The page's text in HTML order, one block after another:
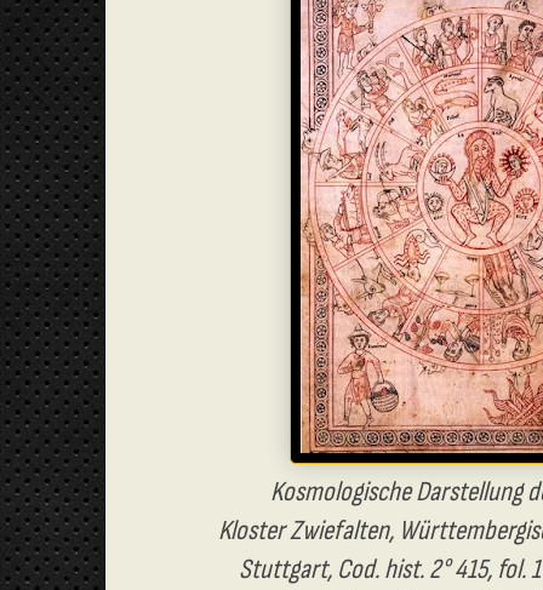
Kosmologische Darstellung
Kloster Zwiefalten,
Stuttgart, Cod. hist. 2° 415, fol.